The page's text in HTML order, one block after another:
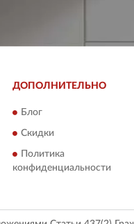
ДОПОЛНИТЕЛЬНО
Блог
Скидки
Политика
конфиденциальности